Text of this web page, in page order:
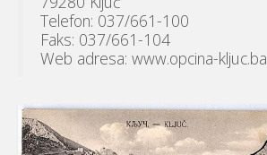
Telefon: 037/661-100
Faks: 037/661-104
Web adresa: www.opcina-kljuc.ba